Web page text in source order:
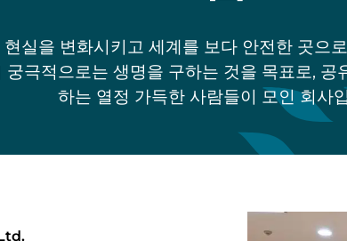
실을 변화시키고 세계를 보다 안전한 곳으
궁극적으로는 생명을 구하는 것을 목표로, 공
하는 열정 가득한 사람들이 모인 회사